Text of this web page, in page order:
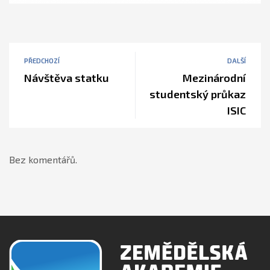
PŘEDCHOZÍ
Návštěva statku
DALŠÍ
Mezinárodní
studentský průkaz
ISIC
Bez komentářů.